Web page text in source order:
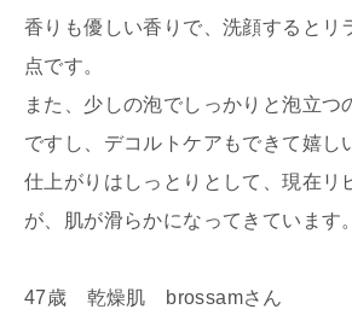
香りも優しい香りで、洗顔するとリ
点です。
また、少しの泡でしっかりと泡立つ
ですし、デコルトケアもできて嬉し
仕上がりはしっとりとして、現在リ
が、肌が滑らかになってきています。
47歳 乾燥肌 brossamさん